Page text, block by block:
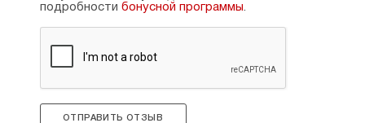
монастыря»
Архангельской земли»
подробности бонусной программы.
ОТПРАВИТЬ ОТЗЫВ